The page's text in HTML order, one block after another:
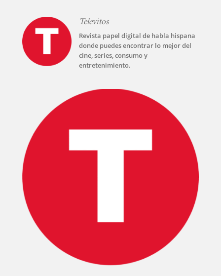
Televitos
Revista papel digital de habla hispana
donde puedes encontrar lo mejor del
cine, series, consumo y
entretenimiento.